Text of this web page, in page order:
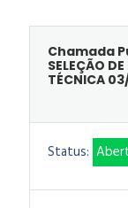
Chamada
SELEÇÃO
TÉCNICA
Status: